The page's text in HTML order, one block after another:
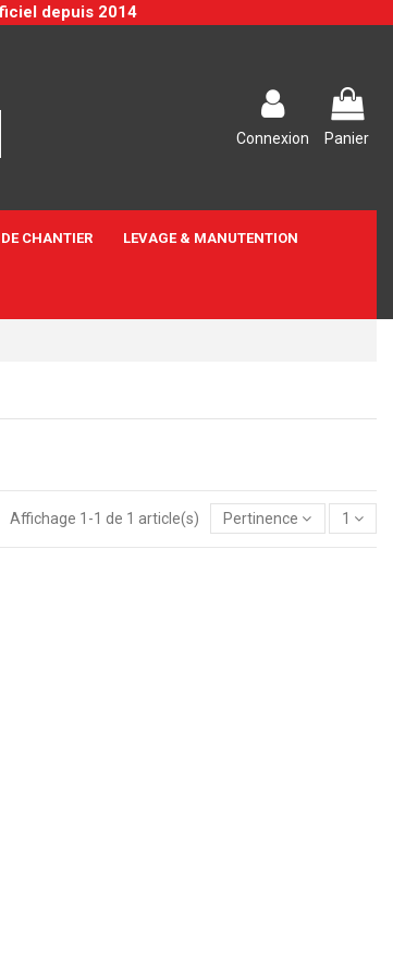
depuis 2014
Connexion Panier
CHANTIER LEVAGE & MANUTENTION
Affichage 1-1 de 1 article(s) Pertinence 1